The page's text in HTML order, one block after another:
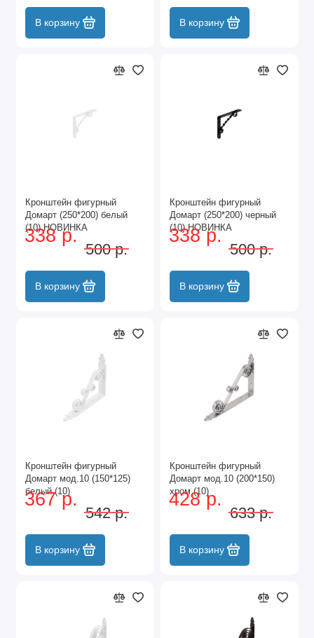
В корзину В корзину
Кронштейн фигурный
Домарт (250*200) белый
(10) НОВИНКА
338 р.
500 р.
В корзину
Кронштейн фигурный
Домарт (250*200) черный
(10) НОВИНКА
338 р.
500 р.
В корзину
Кронштейн фигурный
Домарт мод.10 (150*125)
белый (10)
367 р.
542 р.
В корзину
Кронштейн фигурный
Домарт мод.10 (200*150)
хром (10)
428 р.
633 р.
В корзину